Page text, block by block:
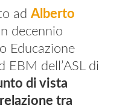
ad Alberto
decennio
Educazione
EBM dell’ASL di
di vista
tra